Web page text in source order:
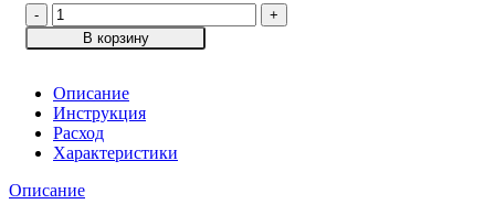
Количество
товара
Цветная
затирка
для
швов
ОСНОВИТ
XC35
В корзину
Описание
Инструкция
Расход
Характеристики
Описание